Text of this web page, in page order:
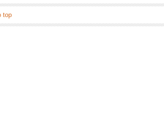
top